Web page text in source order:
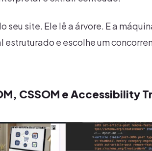
seu site. Ele lê a árvore. E a
estruturado e escolhe um
CSSOM e Accessibility